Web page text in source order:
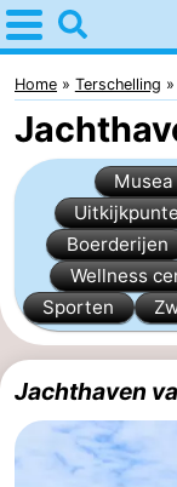
Home
Terschelling
Tips
Voor
kinderen
Dorpen
Natuur
Jongeren
Overnachten
Appartementen
Home Terschelling
Musea
Boerderijen
Wellness
Sporten
Jachthaven